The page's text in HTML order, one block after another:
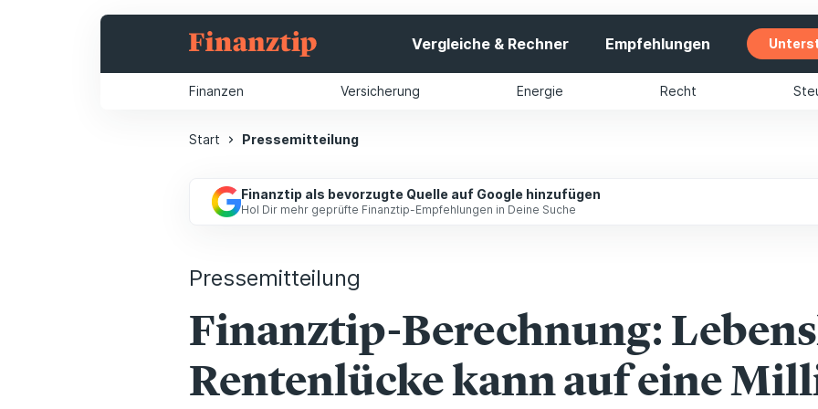
Vergleiche & Rechner Empfehlungen
Finanzen Versicherung Energie Recht
Start Pressemitteilung
Finanztip als bevorzugte Quelle auf Google hinzufügen
Hol Dir mehr geprüfte Finanztip-Empfehlungen in Deine Suche
Pressemitteilung
Finanztip-Berechnung:
Rentenlücke kann auf eine